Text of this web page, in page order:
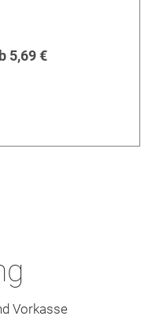
5,69 €
Vorkasse